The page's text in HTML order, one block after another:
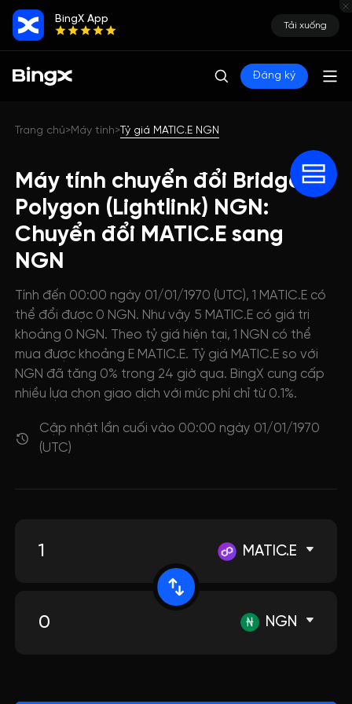
BingX App
Tải xuống
Đăng ký
Trang chủ>Máy tính>Tỷ giá MATIC.E NGN
Máy tính chuyển đổi Bridged
Polygon (Lightlink) NGN:
Chuyển đổi MATIC.E sang
NGN
Tính đến 00:00 ngày 01/01/1970 (UTC), 1 MATIC.E có
thể đổi được 0 NGN. Như vậy 5 MATIC.E có giá trị
khoảng 0 NGN. Theo tỷ giá hiện tại, 1 NGN có thể
mua được khoảng E MATIC.E. Tỷ giá MATIC.E so với
NGN đã tăng 0% trong 24 giờ qua. BingX cung cấp
nhiều lựa chọn giao dịch với mức phí chỉ từ 0.1%.
Cập nhật lần cuối vào 00:00 ngày 01/01/1970
(UTC)
MATIC.E
NGN